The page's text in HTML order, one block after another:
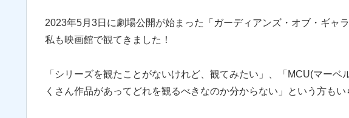
2023年5月3日に劇場公開が始まった「ガーディアンズ・オブ・ギャ
私も映画館で観てきました！
「シリーズを観たことがないけれど、観てみたい」、「MCU(マー
くさん作品があってどれを観るべきなのか分からない」という方もい